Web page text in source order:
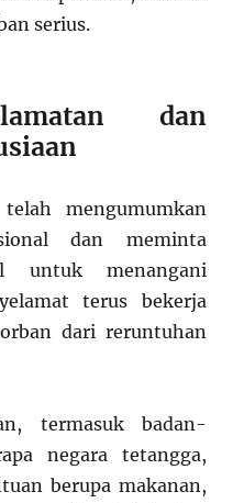
serius.
dan
mengumumkan
dan meminta
untuk menangani
terus bekerja
dari reruntuhan
termasuk badan-
negara tetangga,
berupa makanan,